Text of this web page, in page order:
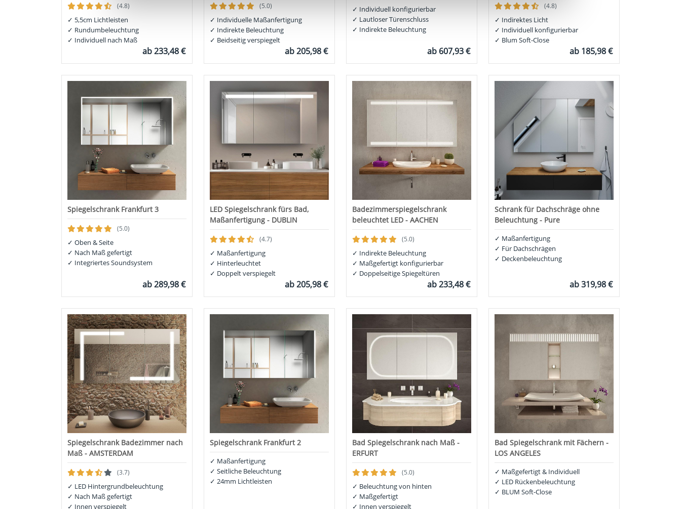
(4.8)
✓ 5,5cm Lichtleisten
✓ Rundumbeleuchtung
✓ Individuell nach Maß
ab233,48 €
(5.0)
✓ Individuelle Maßanfertigung
✓ Indirekte Beleuchtung
✓ Beidseitig verspiegelt
ab205,98 €
✓ Individuell konfigurierbar
✓ Lautloser Türenschluss
✓ Indirekte Beleuchtung
ab 607,93 €
(4.8)
✓ Indirektes Licht
✓ Individuell konfigurierbar
✓ Blum Soft-Close
ab 185,98 €
Spiegelschrank Frankfurt 3
(5.0)
✓ Oben & Seite
✓ Nach Maß gefertigt
✓ Integriertes Soundsystem
ab289,98 €
LED Spiegelschrank fürs Bad,
Maßanfertigung - DUBLIN
(4.7)
✓ Maßanfertigung
✓ Hinterleuchtet
✓ Doppelt verspiegelt
ab205,98 €
Badezimmerspiegelschrank
beleuchtet LED - AACHEN
(5.0)
✓ Indirekte Beleuchtung
✓ Maßgefertigt konfigurierbar
✓ Doppelseitige Spiegeltüren
ab233,48 €
Schrank für Dachschräge ohne
Beleuchtung - Pure
✓ Maßanfertigung
✓ Für Dachschrägen
✓ Deckenbeleuchtung
ab319,98 €
Spiegelschrank Badezimmer nach
Maß - AMSTERDAM
(3.7)
✓ LED Hintergrundbeleuchtung
✓ Nach Maß gefertigt
✓ Innen verspiegelt
Spiegelschrank Frankfurt 2
✓ Maßanfertigung
✓ Seitliche Beleuchtung
✓ 24mm Lichtleisten
Bad Spiegelschrank nach Maß -
ERFURT
(5.0)
✓ Beleuchtung von hinten
✓ Maßgefertigt
✓ Innen verspiegelt
Bad Spiegelschrank mit Fächern -
LOS ANGELES
✓ Maßgefertigt & Individuell
✓ LED Rückenbeleuchtung
✓ BLUM Soft-Close